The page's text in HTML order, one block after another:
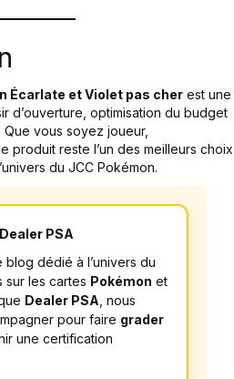
Écarlate et Violet pas cher est une
d’ouverture, optimisation du budget
vous soyez joueur,
produit reste l’un des meilleurs choix
du JCC Pokémon.
PSA
dédié à l’univers du
sur les cartes Pokémon et
Dealer PSA , nous
pour faire grader
une certification